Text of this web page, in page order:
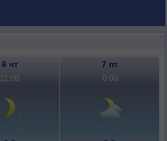
6 чт 7 пт
21:00 0:00